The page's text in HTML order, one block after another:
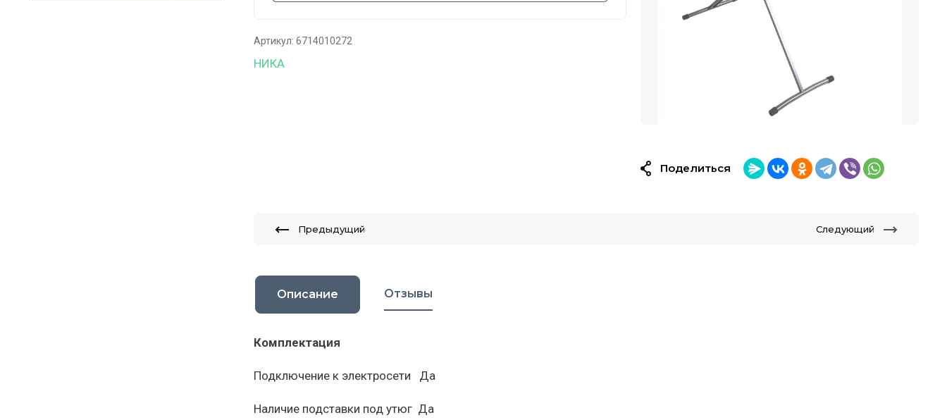
Артикул: 6714010272
НИКА
Поделиться
Предыдущий Следующий
Описание Отзывы
Комплектация
Подключение к электросети Да
Наличие подставки под утюг Да